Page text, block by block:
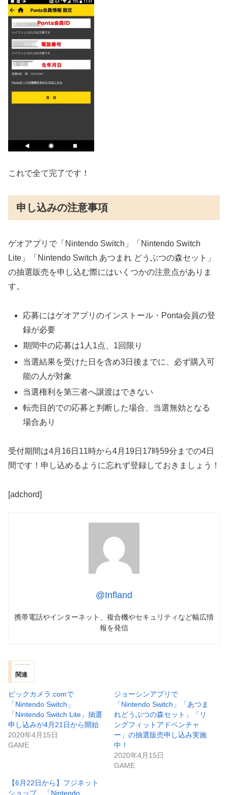
これで全て完了です！
申し込みの注意事項
ゲオアプリで「Nintendo Switch」「Nintendo Switch
Lite」「Nintendo Switch あつまれ どうぶつの森セット」
の抽選販売を申し込む際にはいくつかの注意点がありま
す。
応募にはゲオアプリのインストール・Ponta会員の登
録が必要
期間中の応募は1人1点、1回限り
当選結果を受けた日を含め3日後までに、必ず購入可
能の人が対象
当選権利を第三者へ譲渡はできない
転売目的での応募と判断した場合、当選無効となる
場合あり
受付期間は4月16日11時から4月19日17時59分までの4日
間です！申し込めるように忘れず登録しておきましょう！
[adchord]
@Infland
携帯電話やインターネット、複合機やセキュリティなど幅広情
報を発信
関連
ビックカメラ.comで
「Nintendo Switch」
「Nintendo Switch Lite」抽選
申し込みが4月21日から開始
2020年4月15日
GAME
ジョーシンアプリで
「Nintendo Switch」「あつま
れどうぶつの森セット」「リ
ングフィットアドベンチャ
ー」の抽選販売申し込み実施
中！
2020年4月15日
GAME
【6月22日から】フジネット
ショップ、「Nintendo